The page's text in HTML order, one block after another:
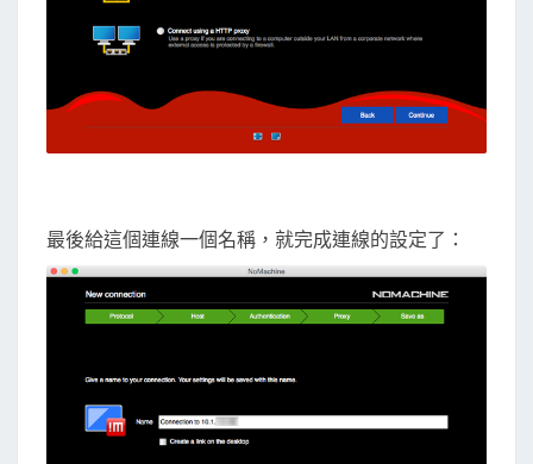
最後給這個連線一個名稱，就完成連線的設定了：